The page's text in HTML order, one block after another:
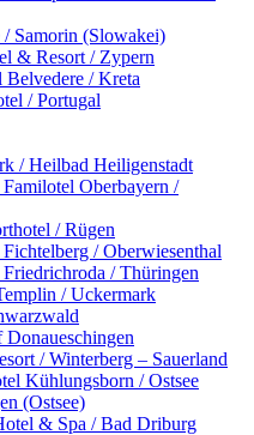
Samorin (Slowakei)
& Resort / Zypern
/ Kreta
/ Portugal
/ Heilbad Heiligenstadt
Oberbayern /
/ Rügen
/ Oberwiesenthal
/ Thüringen
/ Uckermark
/ Winterberg – Sauerland
Kühlungsborn / Ostsee
(Ostsee)
& Spa / Bad Driburg